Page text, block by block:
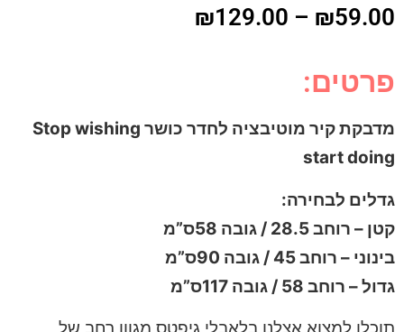
₪59.00
–
₪129.00
פרטים:
מדבקת קיר מוטיבציה לחדר כושר Stop wishing
start doing
גדלים לבחירה:
קטן – רוחב 28.5 / גובה 58ס”מ
בינוני – רוחב 45 / גובה 90ס”מ
גדול – רוחב 58 / גובה 117ס”מ